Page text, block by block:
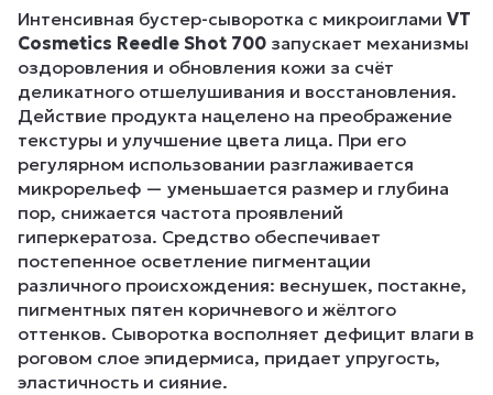
Интенсивная бустер-сыворотка с микроиглами VT
Cosmetics Reedle Shot 700 запускает механизмы
оздоровления и обновления кожи за счёт
деликатного отшелушивания и восстановления.
Действие продукта нацелено на преображение
текстуры и улучшение цвета лица. При его
регулярном использовании разглаживается
микрорельеф — уменьшается размер и глубина
пор, снижается частота проявлений
гиперкератоза. Средство обеспечивает
постепенное осветление пигментации
различного происхождения: веснушек, постакне,
пигментных пятен коричневого и жёлтого
оттенков. Сыворотка восполняет дефицит влаги в
роговом слое эпидермиса, придает упругость,
эластичность и сияние.